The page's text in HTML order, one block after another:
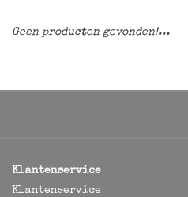
Geen producten gevonden!...
Klantenservice
Klantenservice